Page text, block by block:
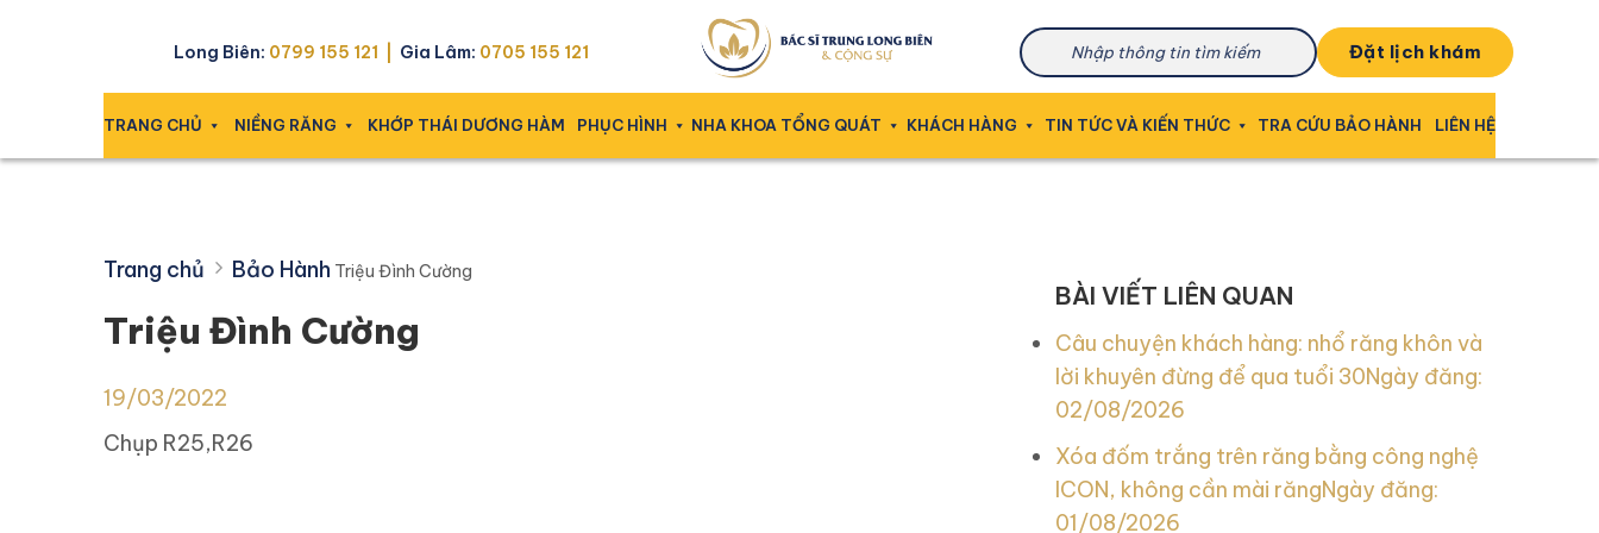
Triệu Đình Cường
Long Biên: 0799 155 121 | Gia Lâm: 0705 155 121 đặt lịch khám
TRANG CHỦ NIỀNG RĂNG KHỚP THÁI DƯƠNG HÀM PHỤC HÌNH NHA KHOA TỔNG QUÁT KHÁCH HÀNG TIN TỨC VÀ KIẾN THỨC TRA CỨU BẢO HÀNH LIÊN HỆ
Trang chủ Bảo Hành Triệu Đình Cường
Triệu Đình Cường
19/03/2022
Chụp R25,R26
BÀI VIẾT LIÊN QUAN
Câu chuyện khách hàng: nhổ răng khôn và
lời khuyên đừng để qua tuổi 30Ngày đăng:
02/08/2026
Xóa đốm trắng trên răng bằng công nghệ
ICON, không cần mài răngNgày đăng:
01/08/2026